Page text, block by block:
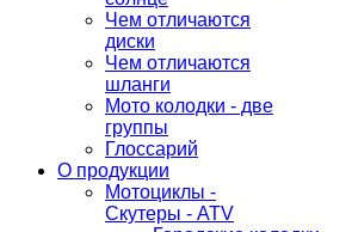
Чем отличаются
диски
Чем отличаются
шланги
Мото колодки - две
группы
Глоссарий
О продукции
Мотоциклы -
Скутеры - ATV